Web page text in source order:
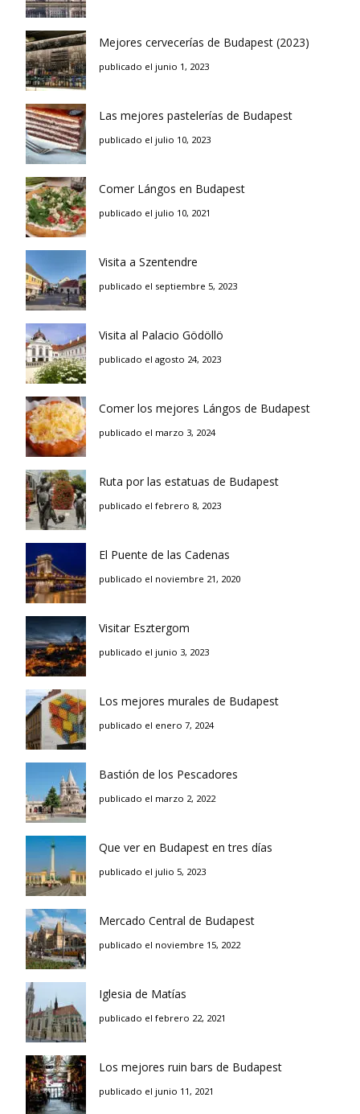
Mejores cervecerías de Budapest (2023)
publicado el junio 1, 2023
Las mejores pastelerías de Budapest
publicado el julio 10, 2023
Comer Lángos en Budapest
publicado el julio 10, 2021
Visita a Szentendre
publicado el septiembre 5, 2023
Visita al Palacio Gödöllö
publicado el agosto 24, 2023
Comer los mejores Lángos de Budapest
publicado el marzo 3, 2024
Ruta por las estatuas de Budapest
publicado el febrero 8, 2023
El Puente de las Cadenas
publicado el noviembre 21, 2020
Visitar Esztergom
publicado el junio 3, 2023
Los mejores murales de Budapest
publicado el enero 7, 2024
Bastión de los Pescadores
publicado el marzo 2, 2022
Que ver en Budapest en tres días
publicado el julio 5, 2023
Mercado Central de Budapest
publicado el noviembre 15, 2022
Iglesia de Matías
publicado el febrero 22, 2021
Los mejores ruin bars de Budapest
publicado el junio 11, 2021